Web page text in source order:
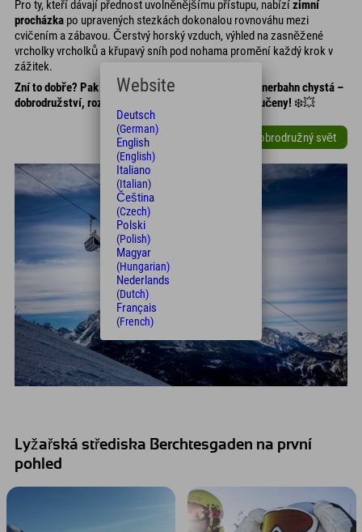
Pro ty, kteří dávají přednost uvolněnějšímu přístupu, nabízízimní
procházka po upravených stezkách dokonalou rovnováhu mezi
cvičením a zábavou. Čerstvý horský vzduch, výhled na zasněžené
vrcholky vrcholků a křupavý sníh pod nohama promění každý krok v
zážitek.
Zní to dobře? Pak se přijďte podívat, co pro vás Jennerbahn chystá –
dobrodružství, rozmanitost a spousta akce jsou zaručeny! ❄️💥
Jennerův zimní dobrodružný svět
Lyžařská střediska Berchtesgaden na první
pohled
Website
Deutsch
(German)
English
(English)
Italiano
(Italian)
Čeština
(Czech)
Polski
(Polish)
Magyar
(Hungarian)
Nederlands
(Dutch)
Français
(French)